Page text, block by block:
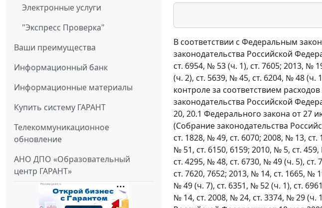
Электронные услуги
"Экспресс Проверка"
Ваши преимущества
Информационный банк
Информационные материалы
Купить систему ГАРАНТ
Телекоммуникационное
обновление
АНО ДПО «Образовательный
центр ГАРАНТ»
В соответствии с Федеральным
законодательства Российской
ст. 6954, № 53 (ч. 1), ст. 7605; 2013, №
(ч. 2), ст. 5639, № 45, ст. 6204, № 48
контроле за соответствием
законодательства Российской
20, 20.1 Федерального закона от 27
(Собрание законодательства
ст. 1828, № 49, ст. 6070; 2008, № 13,
№ 51, ст. 6150, 6159; 2010, № 5, ст.
ст. 4295, № 48, ст. 6730, № 49 (ч. 5),
ст. 7620, 7652; 2013, № 14, ст. 1665, №
№ 49 (ч. 7), ст. 6351, № 52 (ч. 1), ст.
№ 14, ст. 2008, № 24, ст. 3374, № 29 (ч.